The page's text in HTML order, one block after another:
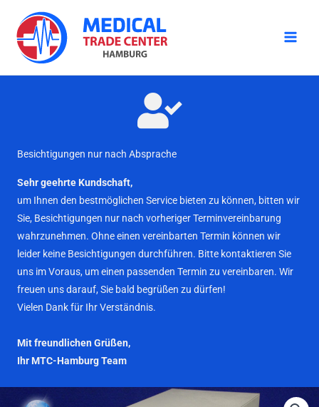
Inhalt
springen
Besichtigungen nur nach Absprache
Sehr geehrte Kundschaft,
um Ihnen den bestmöglichen Service bieten zu können, bitten wir
Sie, Besichtigungen nur nach vorheriger Terminvereinbarung
wahrzunehmen. Ohne einen vereinbarten Termin können wir
leider keine Besichtigungen durchführen. Bitte kontaktieren Sie
uns im Voraus, um einen passenden Termin zu vereinbaren. Wir
freuen uns darauf, Sie bald begrüßen zu dürfen!
Vielen Dank für Ihr Verständnis.
Mit freundlichen Grüßen,
Ihr MTC-Hamburg Team